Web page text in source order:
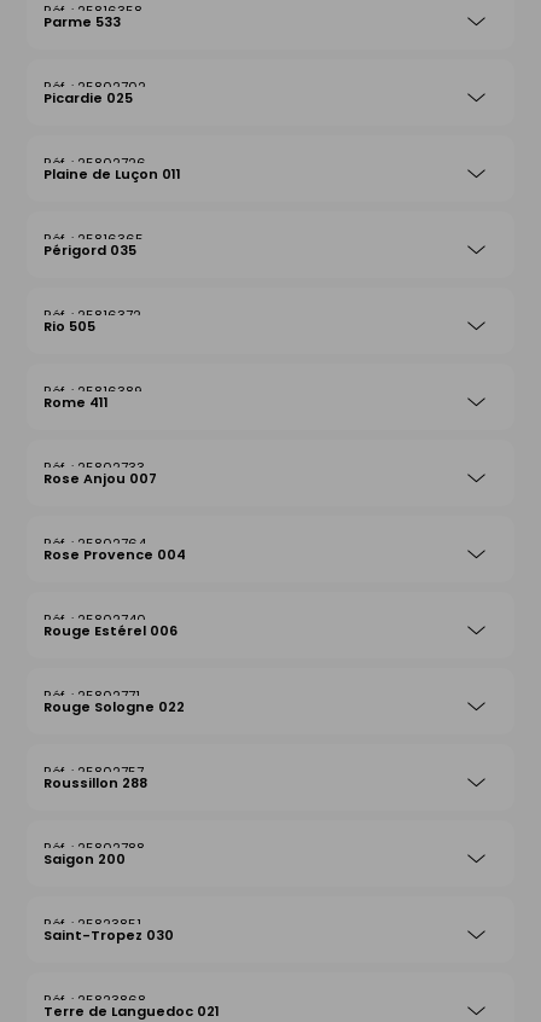
25816358
Parme 533
25802702
Picardie 025
25802726
Plaine de Luçon 011
25816365
Périgord 035
25816372
Rio 505
25816389
Rome 411
25802733
Rose Anjou 007
25802764
Rose Provence 004
25802740
Rouge Estérel 006
25802771
Rouge Sologne 022
25802757
Roussillon 288
25802788
Saigon 200
25823851
Saint-Tropez 030
25823868
Terre de Languedoc 021